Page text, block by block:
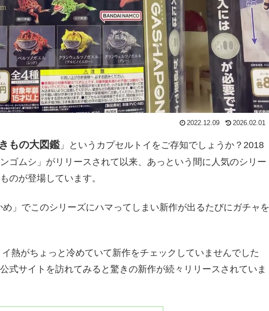
2022.12.09 2026.02.01
もの大図鑑 」というカプセルトイをご存知でしょうか？2018
ゴムシ」がリリースされて以来、あっという間に人気のシリー
のが登場しています。
」でこのシリーズにハマってしまい新作が出るたびにガチャを
熱がちょっと冷めていて新作をチェックしていませんでした
式サイトを訪れてみると驚きの新作が続々リリースされていま